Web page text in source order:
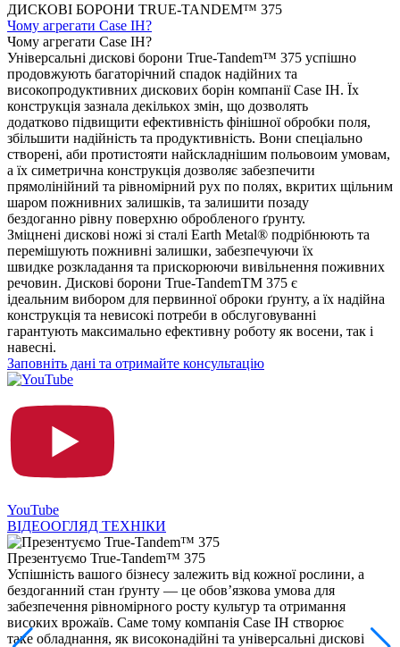
ДИСКОВІ БОРОНИ TRUE-TANDEM™ 375
Чому агрегати Case IH?
Чому агрегати Case IH?
Універсальні дискові борони True-Tandem™ 375 успішно
продовжують багаторічний спадок надійних та
високопродуктивних дискових борін компанії Case IH. Їх
конструкція зазнала декількох змін, що дозволять
додатково підвищити ефективність фінішної обробки поля,
збільшити надійність та продуктивність. Вони спеціально
створені, аби протистояти найскладнішим польовоим умовам,
а їх симетрична конструкція дозволяє забезпечити
прямолінійний та рівномірний рух по полях, вкритих щільним
шаром пожнивних залишків, та залишити позаду
бездоганно рівну поверхню обробленого ґрунту.
Зміцнені дискові ножі зі сталі Earth Metal® подрібнюють та
перемішують пожнивні залишки, забезпечуючи їх
швидке розкладання та прискорюючи вивільнення поживних
речовин. Дискові борони True-TandemТМ 375 є
ідеальним вибором для первинної оброки ґрунту, а їх надійна
конструкція та невисокі потреби в обслуговуванні
гарантують максимально ефективну роботу як восени, так і
навесні.
Заповніть дані та отримайте консультацію
YouTube
ВІДЕООГЛЯД ТЕХНІКИ
Презентуємо True-Tandem™ 375
Успішність вашого бізнесу залежить від кожної рослини, а
бездоганний стан ґрунту — це обов’язкова умова для
забезпечення рівномірного росту культур та отримання
високих врожаїв. Саме тому компанія Case IH створює
таке обладнання, як високонадійні та універсальні дискові